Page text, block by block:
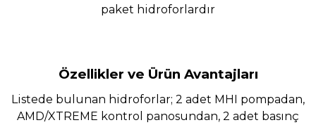
paket hidroforlardır
Özellikler ve Ürün Avantajları
Listede bulunan hidroforlar; 2 adet MHI pompadan,
AMD/XTREME kontrol panosundan, 2 adet basınç